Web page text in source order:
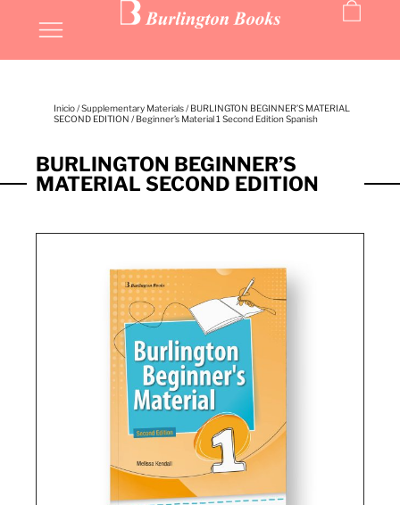
Inicio/Supplementary Materials/ BURLINGTON BEGINNER’S MATERIAL
SECOND EDITION / Beginner’s Material 1 Second Edition Spanish
BURLINGTON BEGINNER’S
MATERIAL SECOND EDITION